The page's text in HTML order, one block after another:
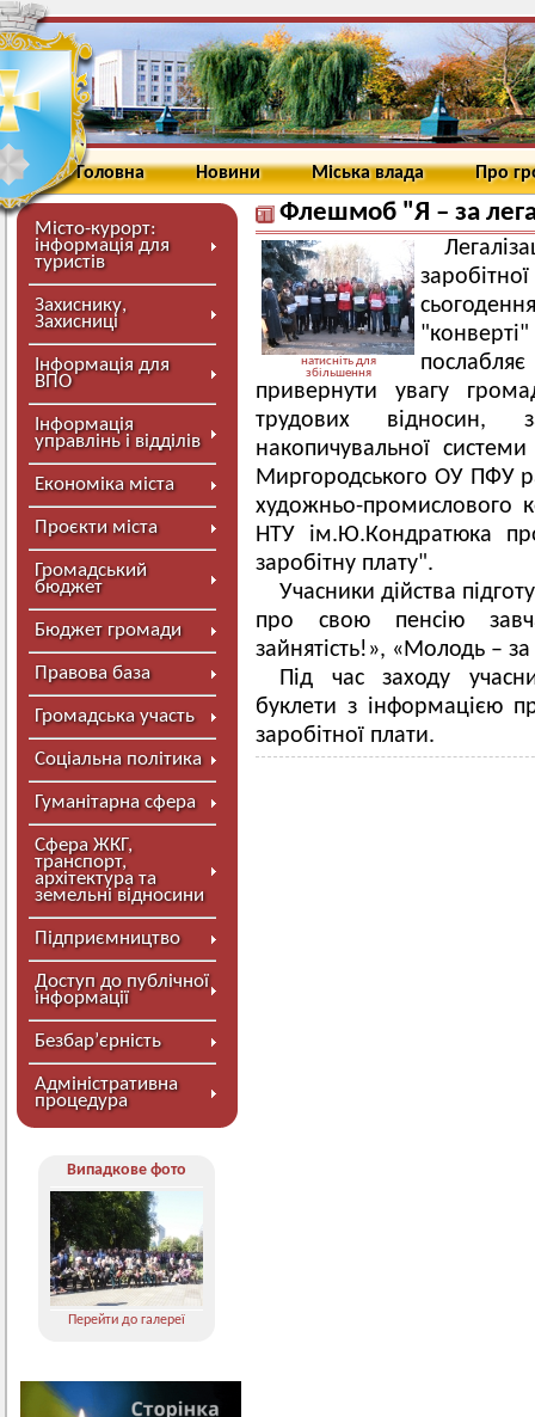
Головна Новини Міська влада Про
Місто-курорт:
інформація для
туристів
Захиснику,
Захисниці
Інформація для
ВПО
Інформація
управлінь і відділів
Економіка міста
Проєкти міста
Громадський
бюджет
Бюджет громади
Правова база
Громадська участь
Соціальна політика
Гуманітарна сфера
Сфера ЖКГ,
транспорт,
архітектура та
земельні відносини
Підприємництво
Доступ до публічної
інформації
Безбар’єрність
Адміністративна
процедура
Випадкове фото
Перейти до галереї
Флешмоб "Я – за
натисніть для
збільшення
привернути увагу
трудових відносин,
накопичувальної
Миргородського ОУ ПФУ
художньо-промислового
НТУ ім.Ю.Кондратюка
заробітну плату".
Учасники дійства
про свою пенсію
зайнятість!», «Молодь –
Під час заходу
буклети з інформацією
заробітної плати.